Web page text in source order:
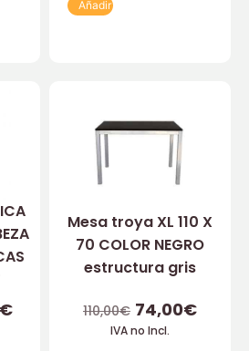
Añadir
€
Mesa troya XL 110 X
70 COLOR NEGRO
estructura gris
110,00€ 74,00€
IVA no Incl.